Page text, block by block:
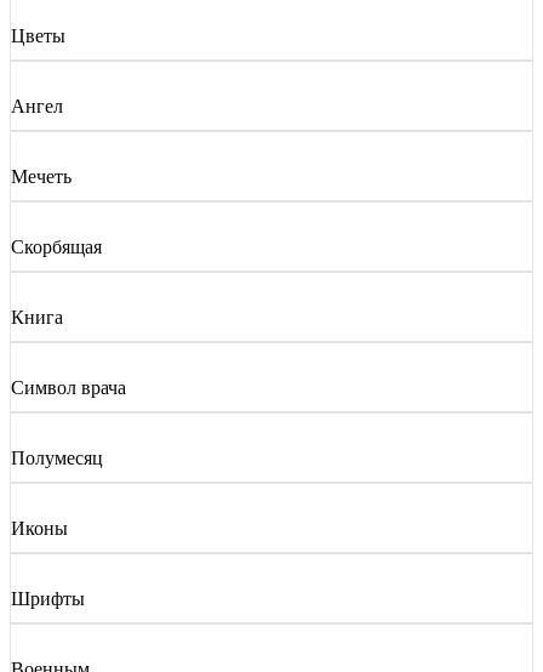
Цветы
Ангел
Мечеть
Скорбящая
Книга
Символ врача
Полумесяц
Иконы
Шрифты